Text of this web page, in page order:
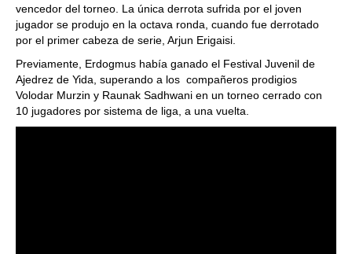
vencedor del torneo. La única derrota sufrida por el joven
jugador se produjo en la octava ronda, cuando fue derrotado
por el primer cabeza de serie, Arjun Erigaisi.
Previamente, Erdogmus había ganado el Festival Juvenil de
Ajedrez de Yida, superando a los compañeros prodigios
Volodar Murzin y Raunak Sadhwani en un torneo cerrado con
10 jugadores por sistema de liga, a una vuelta.